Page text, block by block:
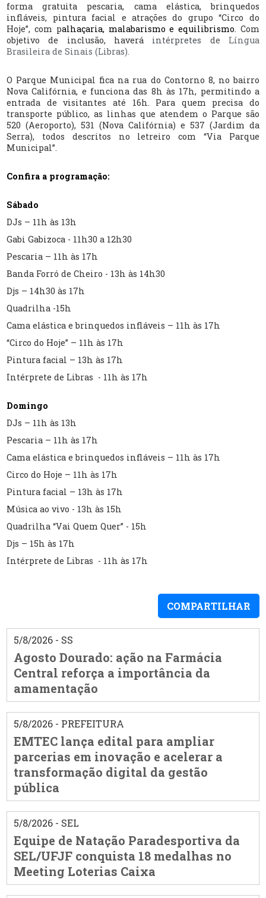
forma gratuita pescaria, cama elástica, brinquedos
infláveis, pintura facial e atrações do grupo “Circo do
Hoje”, com palhaçaria, malabarismo e equilibrismo . Com
objetivo de inclusão, haverá intérpretes de Língua
Brasileira de Sinais (Libras).
O Parque Municipal fica na rua do Contorno 8, no bairro
Nova Califórnia, e funciona das 8h às 17h, permitindo a
entrada de visitantes até 16h. Para quem precisa do
transporte público, as linhas que atendem o Parque são
520 (Aeroporto), 531 (Nova Califórnia) e 537 (Jardim da
Serra), todos descritos no letreiro com “Via Parque
Municipal”.
Confira a programação:
Sábado
DJs – 11h às 13h
Gabi Gabizoca - 11h30 a 12h30
Pescaria – 11h às 17h
Banda Forró de Cheiro - 13h às 14h30
Djs – 14h30 às 17h
Quadrilha -15h
Cama elástica e brinquedos infláveis – 11h às 17h
“Circo do Hoje” – 11h às 17h
Pintura facial – 13h às 17h
Intérprete de Libras - 11h às 17h
Domingo
DJs – 11h às 13h
Pescaria – 11h às 17h
Cama elástica e brinquedos infláveis – 11h às 17h
Circo do Hoje – 11h às 17h
Pintura facial – 13h às 17h
Música ao vivo - 13h às 15h
Quadrilha “Vai Quem Quer” - 15h
Djs – 15h às 17h
Intérprete de Libras - 11h às 17h
COMPARTILHAR
5/8/2026 - SS
Agosto Dourado: ação na Farmácia
Central reforça a importância da
amamentação
5/8/2026 - PREFEITURA
EMTEC lança edital para ampliar
parcerias em inovação e acelerar a
transformação digital da gestão
pública
5/8/2026 - SEL
Equipe de Natação Paradesportiva da
SEL/UFJF conquista 18 medalhas no
Meeting Loterias Caixa